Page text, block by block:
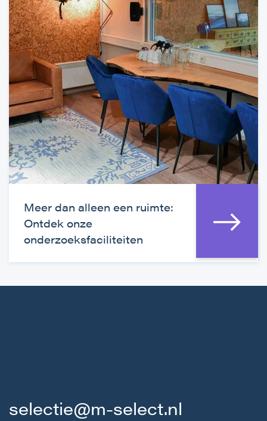
Meer dan alleen een ruimte:
Ontdek onze
onderzoeksfaciliteiten
selectie@m-select.nl